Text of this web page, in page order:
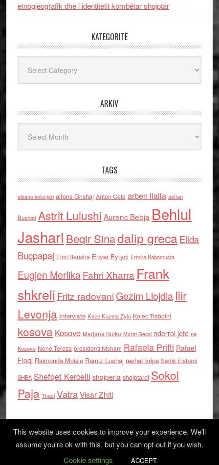
etnogjeografik dhe i identitetit kombëtar shqiptar
KATEGORITË
ARKIV
TAGS
albano kolonjari alfons Grishaj Anton Cefa arben llalla asllan
Bushati Astrit Lulushi Aurenc Bebja Behlul
Jashari Beqir Sinadalip grecaElida
Buçpapaj Elmi Berisha Enver Bytyci Ermira Babamusta
Eugjen MerlikaFahri Xharra Frank
shkreli Fritz radovaniGezim Llojdia Ilir
Levonja Interviste Keze Kozeta Zylo Kolec Traboini
kosova Kosove Marjana Bulku Murat Gecaj nderroi jete ne
Kosove Nene Tereza presidenti Nishani Rafaela Prifti Rafael
Floqi Raimonda Moisiu Ramiz Lushaj reshat kripa Sadik Elshani
SHBA Shefqet Kercelli shqiperia shqiptaret Sokol
Paja Thaci VatraVisar Zhiti
Log in
This website uses cookies to improve your experience. We'll
assume you're ok with this, but you can opt-out if you wish.
Cookie settings
ACCEPT